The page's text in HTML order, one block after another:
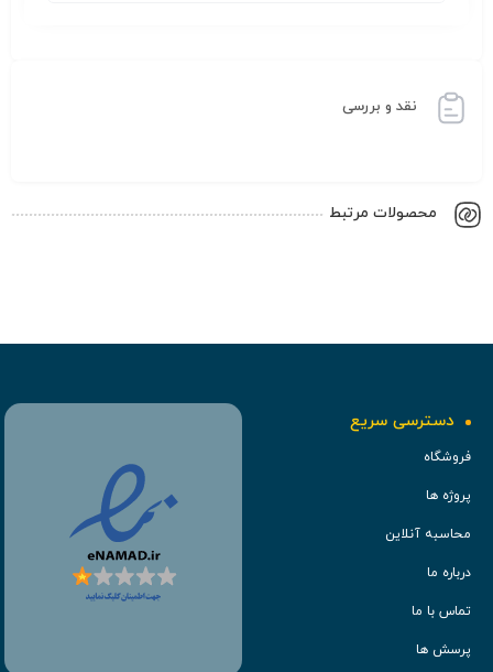
نقد و بررسی
محصولات مرتبط
دسترسی سریع
فروشگاه
پروژه ها
محاسبه آنلاین
درباره ما
تماس با ما
پرسش ها